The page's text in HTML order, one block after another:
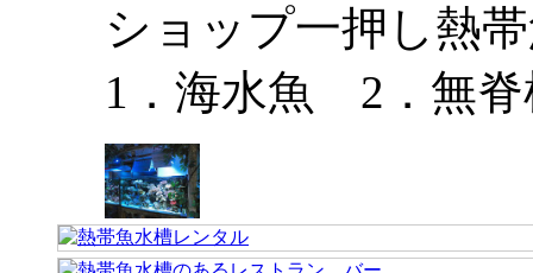
ショップ一押し熱
1．海水魚 2．無脊